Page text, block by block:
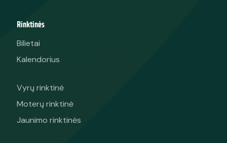
Rinktinės
Bilietai
Kalendorius
Vyrų rinktinė
Moterų rinktinė
Jaunimo rinktinės